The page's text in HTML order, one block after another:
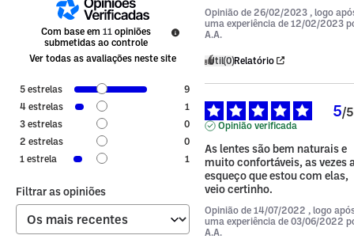
Com base em 11 opiniões
submetidas ao controle
Ver todas as avaliações neste site
5 estrelas
9
4 estrelas
1
3 estrelas
0
2 estrelas
0
1 estrela 1
Filtrar as opiniões
Opinião de 26/02/2023 , logo
uma experiência de 12/02/2023
A.A.
Útil(0)Relatório
5/5
Opinião verificada
As lentes são bem naturais e
muito confortáveis, as vezes
esqueço que estou com elas,
veio certinho.
Opinião de 14/07/2022 , logo
uma experiência de 03/06/2022
A.A.